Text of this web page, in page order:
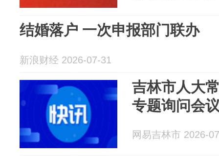
结婚落户 一次申报部门联办
新浪财经 2026-07-31
吉林市人大
专题询问会
网易吉林市 2026-